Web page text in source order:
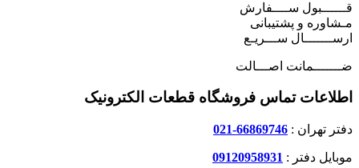
قــــــبول ســــفارش
مـشاوره و پشتیبانی
ارســـــــال ســـریـع
ضـــــــمانت اصـــالت
اطلاعات تماس فروشگاه قطعات الکترونیک
دفتر تهران : 66869746-021
موبایل دفتر : 09120958931